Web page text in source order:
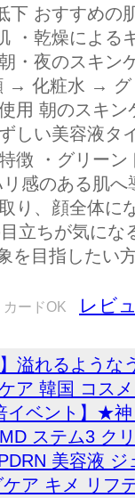
下 おすすめの
・乾燥による
・夜のスキン
→ 化粧水 →
用 朝のスキ
しい美容液タ
徴 ・グリー
感のある肌
り、顔全体に
立ちが気に
を目指したい
ードOK
レビ
】溢れるよう
ア 韓国 コス
イベント】★
ステム3 ク
美容液
ア キメ リフ